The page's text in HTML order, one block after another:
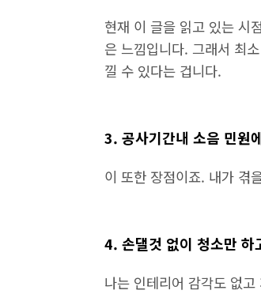
현재 이 글을 읽고 있는 시
은 느낌입니다. 그래서 최
낄 수 있다는 겁니다.
3. 공사기간내 소음 민원
이 또한 장점이죠. 내가 겪
4. 손댈것 없이 청소만 하
나는 인테리어 감각도 없